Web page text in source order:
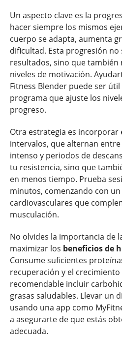
Un aspecto clave es la
hacer siempre los mismos
cuerpo se adapta, aumenta
dificultad. Esta progresión no
resultados, sino que también
niveles de motivación.
Fitness Blender puede ser
programa que ajuste los
progreso.
Otra estrategia es
intervalos, que alternan
intenso y periodos de
tu resistencia, sino que
en menos tiempo. Prueba
minutos, comenzando con
cardiovasculares que
musculación.
No olvides la importancia de
maximizar los beneficios de
Consume suficientes
recuperación y el
recomendable incluir
grasas saludables. Llevar un
usando una app como
a asegurarte de que estás
adecuada.